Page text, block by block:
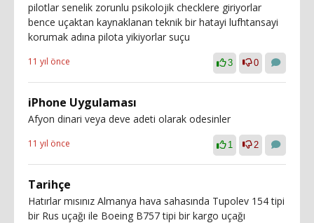
pilotlar senelik zorunlu psikolojik checklere giriyorlar
bence uçaktan kaynaklanan teknik bir hatayi lufhtansayi
korumak adına pilota yikiyorlar suçu
11 yıl önce 3 0
iPhone Uygulaması
Afyon dinari veya deve adeti olarak odesinler
11 yıl önce 1 2
Tarihçe
Hatırlar mısınız Almanya hava sahasında Tupolev 154 tipi
bir Rus uçağı ile Boeing B757 tipi bir kargo uçağı